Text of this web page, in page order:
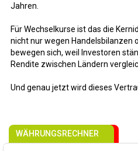
Jahren.
Für Wechselkurse ist das die
nicht nur wegen Handelsbilanzen
bewegen sich, weil Investoren
Rendite zwischen Ländern
Und genau jetzt wird dieses
WÄHRUNGSRECHNER